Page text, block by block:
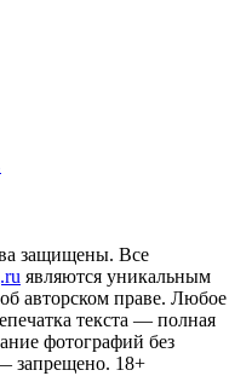
защищены. Все
являются уникальным
авторском праве. Любое
текста — полная
фотографий без
запрещено. 18+